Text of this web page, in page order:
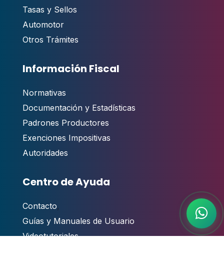
Tasas y Sellos
Automotor
Otros Trámites
Información Fiscal
Normativas
Documentación y Estadísticas
Padrones Productores
Exenciones Impositivas
Autoridades
Centro de Ayuda
Contacto,
Guías y Manuales de Usuario
Videotutoriales